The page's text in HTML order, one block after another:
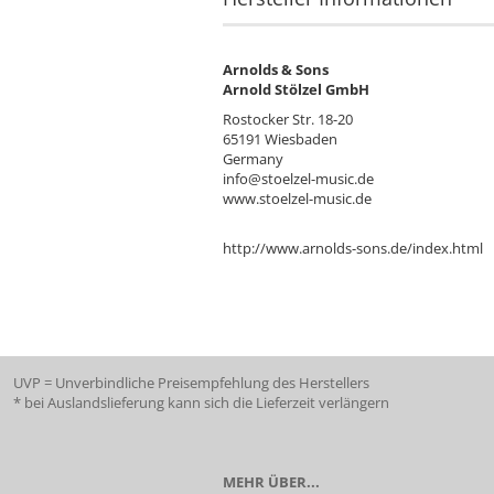
Arnolds & Sons
Arnold Stölzel GmbH
Rostocker Str. 18-20
65191 Wiesbaden
Germany
info@stoelzel-music.de
www.stoelzel-music.de
http://www.arnolds-sons.de/index.html
UVP = Unverbindliche Preisempfehlung des Herstellers
* bei Auslandslieferung kann sich die Lieferzeit verlängern
MEHR ÜBER...